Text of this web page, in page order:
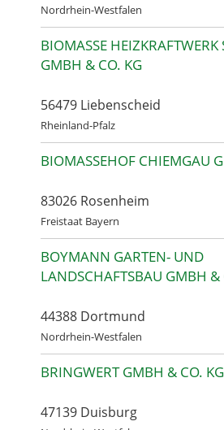
Nordrhein-Westfalen
BIOMASSE HEIZKRAFTWERK
GMBH & CO. KG
56479 Liebenscheid
Rheinland-Pfalz
BIOMASSEHOF CHIEMGAU
83026 Rosenheim
Freistaat Bayern
BOYMANN GARTEN- UND
LANDSCHAFTSBAU GMBH &
44388 Dortmund
Nordrhein-Westfalen
BRINGWERT GMBH & CO. KG
47139 Duisburg